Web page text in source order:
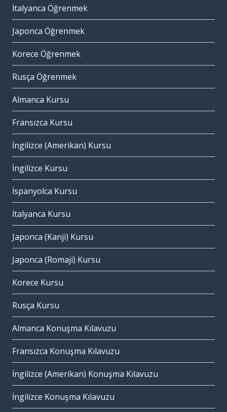
İtalyanca Öğrenmek
Japonca Öğrenmek
Korece Öğrenmek
Rusça Öğrenmek
Almanca Kursu
Fransızca Kursu
İngilizce (Amerikan) Kursu
İngilizce Kursu
İspanyolca Kursu
İtalyanca Kursu
Japonca (Kanji) Kursu
Japonca (Romaji) Kursu
Korece Kursu
Rusça Kursu
Almanca Konuşma Kılavuzu
Fransızca Konuşma Kılavuzu
İngilizce (Amerikan) Konuşma Kılavuzu
İngilizce Konuşma Kılavuzu